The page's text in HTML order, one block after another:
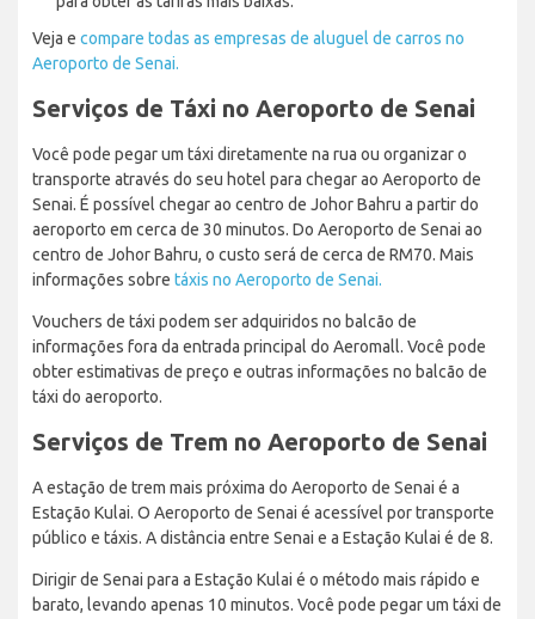
Veja e compare todas as empresas de aluguel de carros no
Aeroporto de Senai.
Serviços de Táxi no Aeroporto de Senai
Você pode pegar um táxi diretamente na rua ou organizar o
transporte através do seu hotel para chegar ao Aeroporto de
Senai. É possível chegar ao centro de Johor Bahru a partir do
aeroporto em cerca de 30 minutos. Do Aeroporto de Senai ao
centro de Johor Bahru, o custo será de cerca de RM70. Mais
informações sobre táxis no Aeroporto de Senai.
Vouchers de táxi podem ser adquiridos no balcão de
informações fora da entrada principal do Aeromall. Você pode
obter estimativas de preço e outras informações no balcão de
táxi do aeroporto.
Serviços de Trem no Aeroporto de Senai
A estação de trem mais próxima do Aeroporto de Senai é a
Estação Kulai. O Aeroporto de Senai é acessível por transporte
público e táxis. A distância entre Senai e a Estação Kulai é de 8.
Dirigir de Senai para a Estação Kulai é o método mais rápido e
barato, levando apenas 10 minutos. Você pode pegar um táxi de